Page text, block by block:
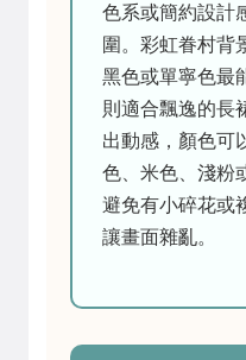
色系或簡約設計
圍。彩虹眷村背
黑色或單寧色最
則適合飄逸的長
出動感，顏色可
色、米色、淺粉
避免有小碎花或
讓畫面雜亂。